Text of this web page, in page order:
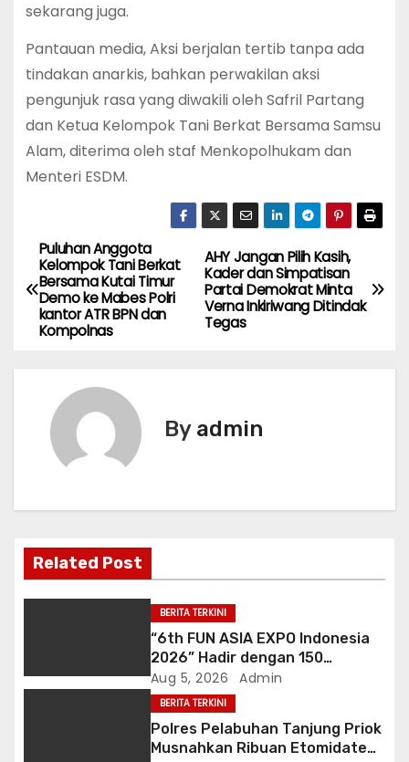
sekarang juga.
Pantauan media, Aksi berjalan tertib tanpa ada
tindakan anarkis, bahkan perwakilan aksi
pengunjuk rasa yang diwakili oleh Safril Partang
dan Ketua Kelompok Tani Berkat Bersama Samsu
Alam, diterima oleh staf Menkopolhukam dan
Menteri ESDM.
P
o
s
g
a
i
AHY Jangan Pilih Kasih,
Kader dan Simpatisan
Partai Demokrat Minta
Verna Inkiriwang Ditindak
Tegas
Puluhan Anggota
Kelompok Tani Berkat
Bersama Kutai Timur
Demo ke Mabes Polri
kantor ATR BPN dan
Kompolnas
By admin
Related Post
BERITA TERKINI
“6th FUN ASIA EXPO Indonesia
2026” Hadir dengan 150
Peserta dari Mancanegara
perkuat Industri Taman
Rekreasi Ekosistem Pariwisata
di Tanah Air
Aug 5, 2026 Admin
BERITA TERKINI
Polres Pelabuhan Tanjung Priok
Musnahkan Ribuan Etomidate